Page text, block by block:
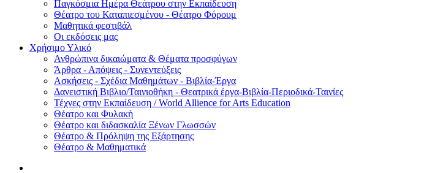
Παγκόσμια Ημέρα Θεάτρου στην Εκπαίδευση
Θέατρο του Καταπιεσμένου - Θέατρο Φόρουμ
Μαθητικά φεστιβάλ
Οι εκδόσεις μας
Χρήσιμο Υλικό
Ανθρώπινα δικαιώματα & Θέματα προσφύγων
Άρθρα - Απόψεις - Συνεντεύξεις
Ασκήσεις - Σχέδια Μαθημάτων - Βιβλία-Έργα
Δανειστική Βιβλιο/Ταινιοθήκη - Θεατρικά έργα-Βιβλία-Περιοδικά-Ταινίες
Τέχνες στην Εκπαίδευση / World Allience for Arts Education
Θέατρο και Φυλακή
Θέατρο και διδασκαλία Ξένων Γλωσσών
Θέατρο & Πρόληψη της Εξάρτησης
Θέατρο & Μαθηματικά